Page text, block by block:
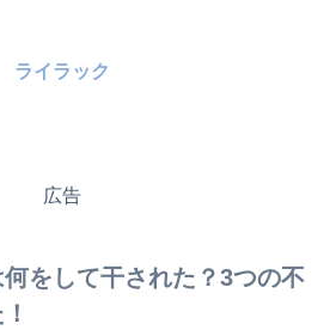
ライラック
広告
をして干された？3つの不